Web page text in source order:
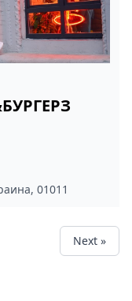
01011
Next »